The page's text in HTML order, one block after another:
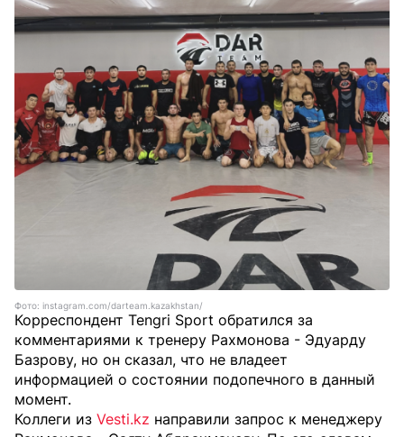
Фото: instagram.com/darteam.kazakhstan/
Корреспондент Tengri Sport обратился за
комментариями к тренеру Рахмонова - Эдуарду
Базрову, но он сказал, что не владеет
информацией о состоянии подопечного в данный
момент.
Коллеги из Vesti.kz направили запрос к менеджеру